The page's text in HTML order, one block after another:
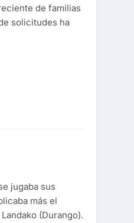
de familias
solicitudes ha
jugaba sus
más el
(Durango).